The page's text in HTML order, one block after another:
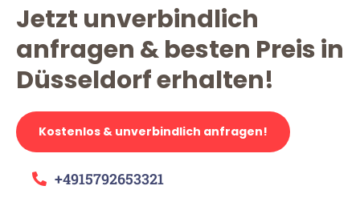
Jetzt unverbindlich
anfragen & besten Preis in
Düsseldorf erhalten!
Kostenlos & unverbindlich anfragen!
+4915792653321